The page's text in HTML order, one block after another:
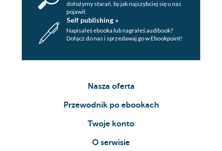
dołożymy starań, by jak najszybciej się u nas
pojawił.
Self publishing »
Napisałeś ebooka lub nagrałeś audibook?
Dołącz do nas i sprzedawaj go w Ebookpoint!
Nasza oferta
Przewodnik po ebookach
Twoje konto
O serwisie